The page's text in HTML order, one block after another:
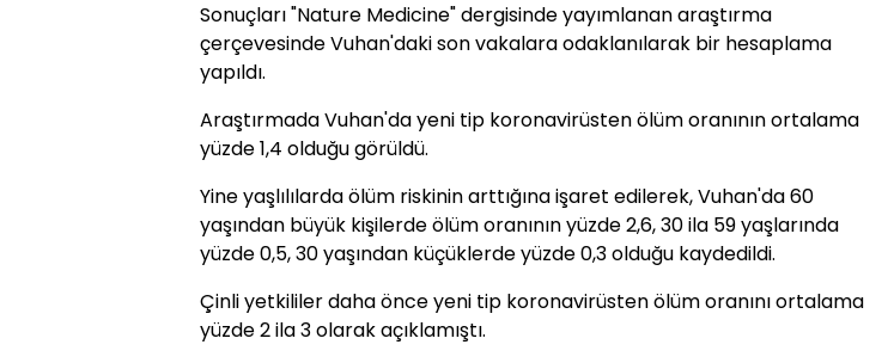
Sonuçları "Nature Medicine" dergisinde yayımlanan araştırma
çerçevesinde Vuhan'daki son vakalara odaklanılarak bir hesaplama
yapıldı.
Araştırmada Vuhan'da yeni tip koronavirüsten ölüm oranının ortalama
yüzde 1,4 olduğu görüldü.
Yine yaşlılılarda ölüm riskinin arttığına işaret edilerek, Vuhan'da 60
yaşından büyük kişilerde ölüm oranının yüzde 2,6, 30 ila 59 yaşlarında
yüzde 0,5, 30 yaşından küçüklerde yüzde 0,3 olduğu kaydedildi.
Çinli yetkililer daha önce yeni tip koronavirüsten ölüm oranını ortalama
yüzde 2 ila 3 olarak açıklamıştı.